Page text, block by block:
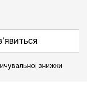
знижки